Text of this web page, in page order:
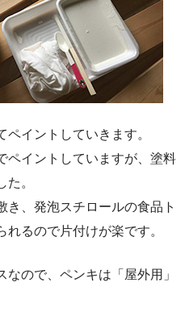
ペイントしていきます。
ペイントしていますが、塗料
。
き、発泡スチロールの食品ト
るので片付けが楽です。
ので、ペンキは「屋外用」